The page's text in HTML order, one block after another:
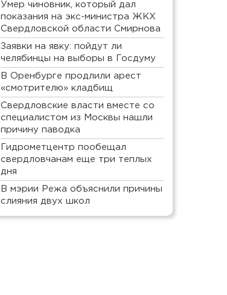
Умер чиновник, который дал
показания на экс-министра ЖКХ
Свердловской области Смирнова
Заявки на явку: пойдут ли
челябинцы на выборы в Госдуму
В Оренбурге продлили арест
«смотрителю» кладбищ
Свердловские власти вместе со
специалистом из Москвы нашли
причину паводка
Гидрометцентр пообещал
свердловчанам еще три теплых
дня
В мэрии Режа объяснили причины
слияния двух школ